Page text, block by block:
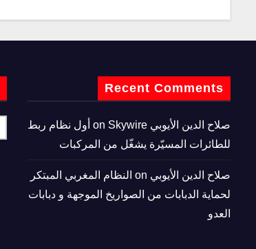
Recent Comments
صلاح الدين الأيوبي
Skywire أول نظام ربط
للطائرات المسيّرة يشغّل من المركبات
صلاح الدين الأيوبي
النظام المغربي المبتكر
لحماية الدبابات من الصواريخ الموجهة و دبابات
العدو